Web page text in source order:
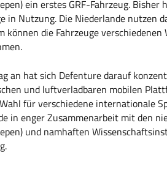
ein erstes GRF-Fahrzeug.
in Nutzung. Die Niederlande nutzen
können die Fahrzeuge
an hat sich Defenture darauf
und luftverladbaren mobilen
für verschiedene internationale
in enger Zusammenarbeit mit den
und namhaften